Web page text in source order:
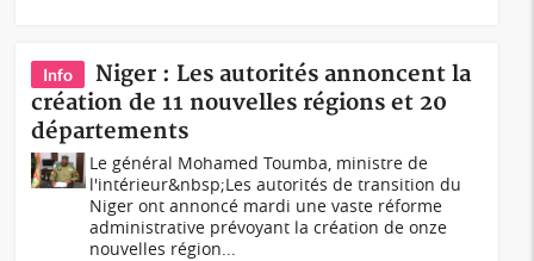
Info
Niger : Les autorités annoncent la
création de 11 nouvelles régions et 20
départements
Le général Mohamed Toumba, ministre de
l'intérieur&nbsp;Les autorités de transition du
Niger ont annoncé mardi une vaste réforme
administrative prévoyant la création de onze
nouvelles région...